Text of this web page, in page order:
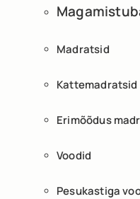
Madratsid
Kattemadratsid
Erimõõdus
Voodid
Pesukastiga